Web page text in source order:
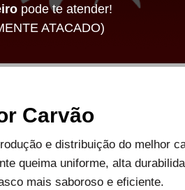
pode te atender!
ATACADO)
Carvão
e distribuição do melhor
queima uniforme, alta
mais saboroso e eficiente.